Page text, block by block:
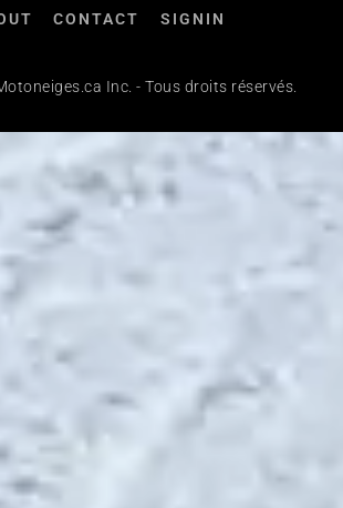
CONTACT SIGNIN
Inc. - Tous droits réservés.